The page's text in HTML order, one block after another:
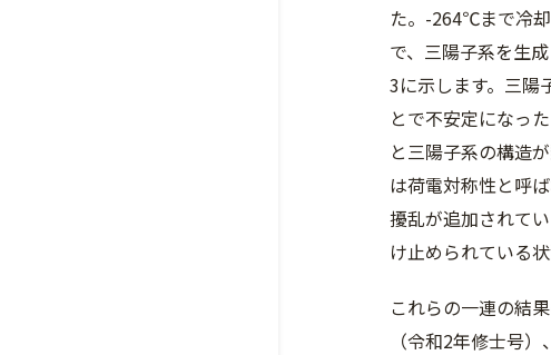
た。-264℃まで冷
で、三陽子系を生
3に示します。三陽
とで不安定になっ
と三陽子系の構造
は荷電対称性と呼
擾乱が追加されて
け止められている状
これらの一連の結
（令和2年修士号